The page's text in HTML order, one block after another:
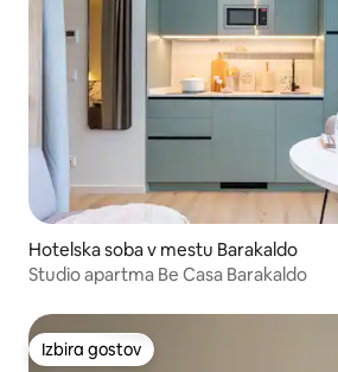
Hotelska soba v mestu Barakaldo
Studio apartma Be Casa Barakaldo
Izbira gostov
Izbira gostov